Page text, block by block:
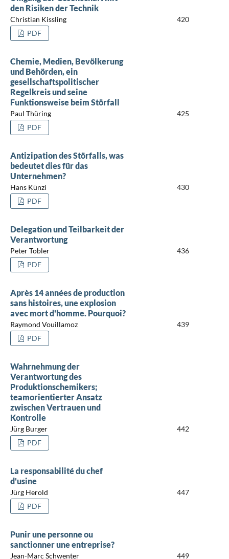
den Risiken der Technik
Christian Kissling
420
PDF
Chemie, Medien, Bevölkerung
und Behörden, ein
gesellschaftspolitischer
Regelkreis und seine
Funktionsweise beim Störfall
Paul Thüring
425
PDF
Antizipation des Störfalls, was
bedeutet dies für das
Unternehmen?
Hans Künzi
430
PDF
Delegation und Teilbarkeit der
Verantwortung
Peter Tobler
436
PDF
Après 14 années de production
sans histoires, une explosion
avec mort d'homme. Pourquoi?
Raymond Vouillamoz
439
PDF
Wahrnehmung der
Verantwortung des
Produktionschemikers;
teamorientierter Ansatz
zwischen Vertrauen und
Kontrolle
Jürg Burger
442
PDF
La responsabilité du chef
d'usine
Jürg Herold
447
PDF
Punir une personne ou
sanctionner une entreprise?
Jean-Marc Schwenter 449